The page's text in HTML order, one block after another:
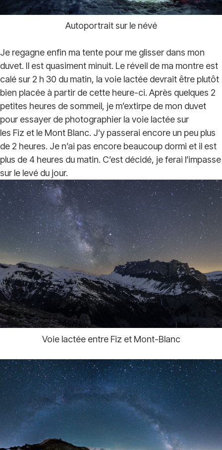
Autoportrait sur le névé
Je regagne enfin ma tente pour me glisser dans mon
duvet. Il est quasiment minuit. Le réveil de ma montre est
calé sur 2 h 30 du matin, la voie lactée devrait être plutôt
bien placée à partir de cette heure-ci. Après quelques 2
petites heures de sommeil, je m’extirpe de mon duvet
pour essayer de photographier la voie lactée sur
les Fiz et le Mont Blanc. J’y passerai encore un peu plus
de 2 heures. Je n’ai pas encore beaucoup dormi et il est
plus de 4 heures du matin. C’est décidé, je ferai l’impasse
sur le levé du jour.
Voie lactée entre Fiz et Mont-Blanc